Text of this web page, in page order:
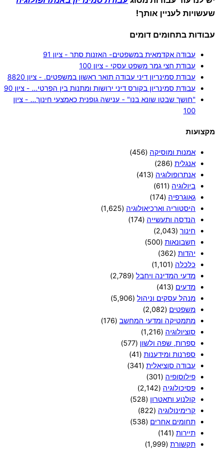
שעשויות לעניין אותך!
עבודות בתחומים דומים
עבודה אקדמאית במשפטים- האזנות סתר - ציון 91
עבודת חצי גמר משפט עסקי - ציון 100
עבודת סמינריון דיני עבודה תואר ראשון במשפטים. - ציון 8820
עבודת סמינריון בקורס דיני ירושות ומתנות בין הפרטי… - ציון 90
"חושך שבטו שונא בנו" - ענישה גופנית כאמצעי חינוך… - ציון
100
מקצועות
אמנות ומוסיקה (456)
אנגלית (286)
אנתרופולוגיה (413)
ביולוגיה (611)
גאוגרפיה (174)
היסטוריה וארכיאולוגיה (1,625)
הנדסה ותעשייה (174)
חינוך (2,043)
חשבונאות (500)
יהדות (362)
כלכלה (1,101)
מדעי המדינה ויחבל (2,789)
מדעים (413)
מנהל עסקים וניהול (5,906)
משפטים (2,082)
מתמטיקה ומדעי המחשב (176)
סוציולוגיה (1,216)
ספרות, שפה ולשון (577)
ספרנות ומידענות (41)
עבודה סוציאלית (341)
פילוסופיה (301)
פסיכולוגיה (2,142)
קולנוע ותאטרון (528)
קרימינולוגיה (822)
תחומים אחרים (538)
תיירות (141)
תקשורת (1,999)